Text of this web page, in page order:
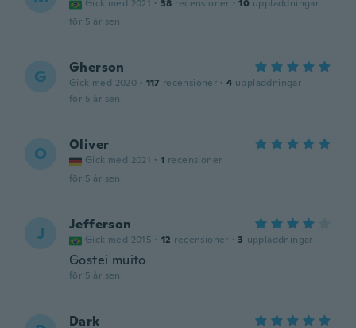
Gick med 2021 · 38 recensioner · 10 uppladdningar
för 5 år sen
G Gherson
Gick med 2020 · 117 recensioner · 4 uppladdningar
för 5 år sen
O Oliver
Gick med 2021 · 1 recensioner
för 5 år sen
J Jefferson
Gick med 2015 · 12 recensioner · 3 uppladdningar
Gostei muito
för 5 år sen
Dark